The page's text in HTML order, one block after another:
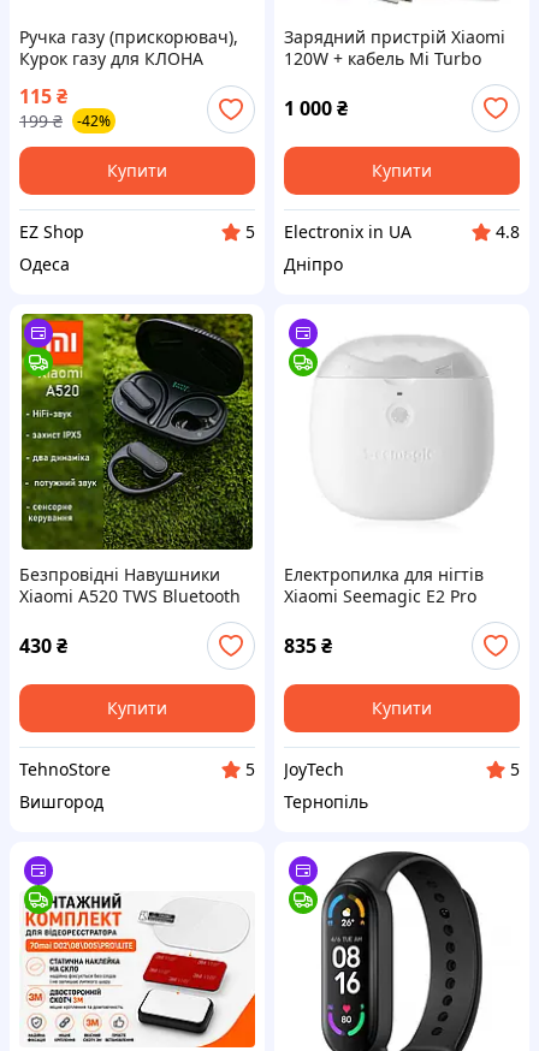
Ручка газу (прискорювач),
Курок газу для КЛОНА
Xiaomi/Ninebot
115₴
199 ₴ -42%
Купити
EZ Shop
5
Одеса
Зарядний пристрій Xiaomi
120W + кабель Mi Turbo
1 000₴
Купити
Electronix in UA
4.8
Дніпро
Безпровідні Навушники
Xiaomi A520 TWS Bluetooth
Earbuds – з Водозахистом і
Вбудованим Мікрофоном
430₴
Купити
TehnoStore
5
Вишгород
Електропилка для нігтів
Xiaomi Seemagic E2 Pro
835₴
Купити
JoyTech
5
Тернопіль